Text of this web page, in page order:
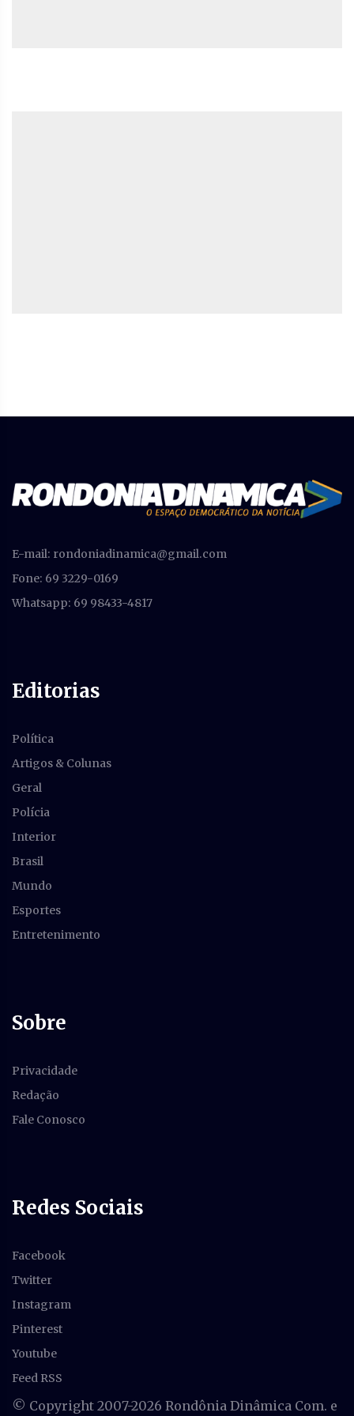
E-mail: rondoniadinamica@gmail.com
Fone: 69 3229-0169
Whatsapp: 69 98433-4817
Editorias
Política
Artigos & Colunas
Geral
Polícia
Interior
Brasil
Mundo
Esportes
Entretenimento
Sobre
Privacidade
Redação
Fale Conosco
Redes Sociais
Facebook
Twitter
Instagram
Pinterest
Youtube
Feed RSS
© Copyright 2007-2026 Rondônia Dinâmica Com. e